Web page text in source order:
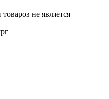
не является